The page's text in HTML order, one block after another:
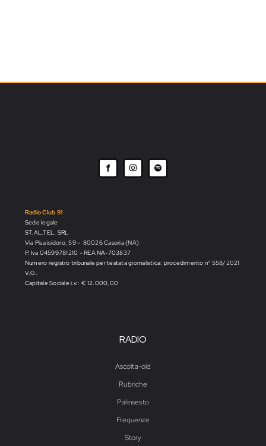
RADIO
Ascolta-old
Rubriche
Palinsesto
Frequenze
Story
Radio Club 91
Sede legale
ST.AL.TEL. SRL
Via Pisa isidoro, 59 – 80026 Casoria (NA)
P. Iva 04599781210 – REA NA-703837
Numero registro tribunale per testata giornalistica: procedimento n° 558/2021
V.G.
Capitale Sociale i.v.: € 12.000,00